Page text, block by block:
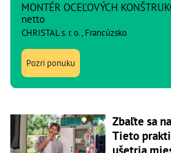
MONTÉR OCEĽOVÝCH
netto
CHRISTAL s. r. o., Francúzsko
Pozri ponuku
Zbaľte sa
Tieto